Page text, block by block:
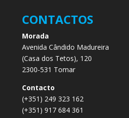
CONTACTOS
Morada
Avenida Cândido Madureira
(Casa dos Tetos), 120
2300-531 Tomar
Contacto
(+351) 249 323 162
(+351) 917 684 361